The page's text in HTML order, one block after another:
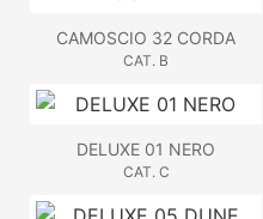
CAMOSCIO 32 CORDA
CAT. B
DELUXE 01 NERO
CAT. C